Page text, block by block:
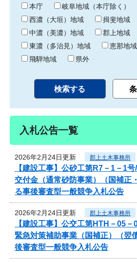
わ
り
本庁
岐阜地域（本庁除く）
西濃（大垣）地域
揖斐地域
中濃（美濃）地域
郡上地域
東濃（多治見）地域
恵那地域
飛騨地域
県外
入札公告一覧
2026年2月24日更新 郡上土木事務所
【建設工事】公砂工第R7－1－1
交付金（通常砂防事業）（国補正
る事後審査型一般競争入札公告
2026年2月24日更新 郡上土木事務所
【建設工事】公交工第HTH－05
緊急対策補助事業（国補正）（翌
後審査型一般競争入札公告